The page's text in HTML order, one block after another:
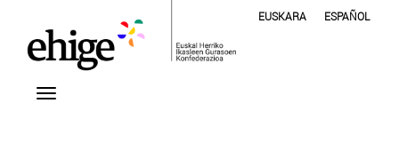
EUSKARA ESPAÑOL